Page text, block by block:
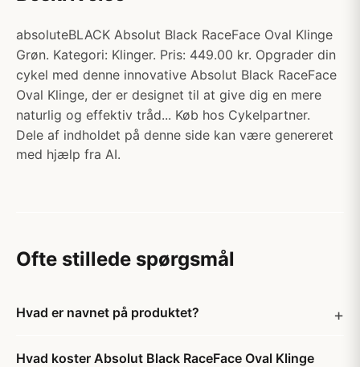
absoluteBLACK Absolut Black RaceFace Oval Klinge
Grøn. Kategori: Klinger. Pris: 449.00 kr. Opgrader din
cykel med denne innovative Absolut Black RaceFace
Oval Klinge, der er designet til at give dig en mere
naturlig og effektiv tråd... Køb hos Cykelpartner.
Dele af indholdet på denne side kan være genereret
med hjælp fra AI.
Ofte stillede spørgsmål
Hvad er navnet på produktet?
Hvad koster Absolut Black RaceFace Oval Klinge